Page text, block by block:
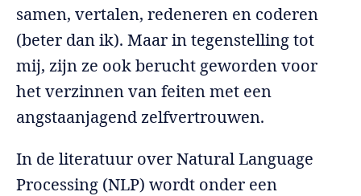
samen, vertalen, redeneren en coderen
(beter dan ik). Maar in tegenstelling tot
mij, zijn ze ook berucht geworden voor
het verzinnen van feiten met een
angstaanjagend zelfvertrouwen.
In de literatuur over Natural Language
Processing (NLP) wordt onder een